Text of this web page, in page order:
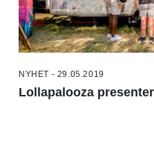
NYHET - 29.05.2019
Lollapalooza